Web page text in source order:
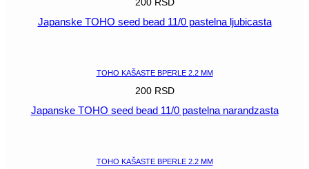
Japanske TOHO seed bead 11/0 pastelna ljubicasta
TOHO KAŠASTE BPERLE 2.2 MM
200 RSD
Japanske TOHO seed bead 11/0 pastelna narandzasta
TOHO KAŠASTE BPERLE 2.2 MM